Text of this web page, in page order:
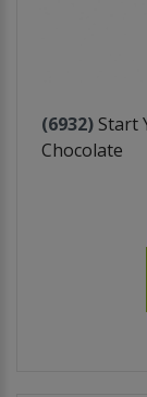
(6932) Start
Chocolate